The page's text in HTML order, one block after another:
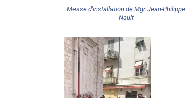
Messe d'installation de Mgr Jean-Philippe
Nault